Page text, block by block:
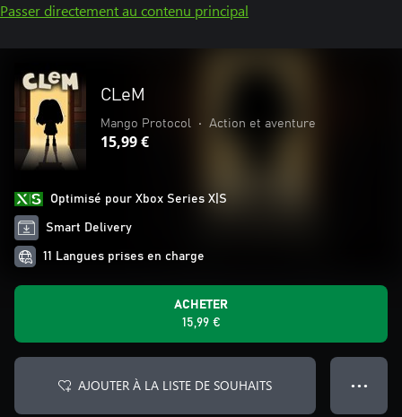
Passer directement au contenu principal
CLeM
Mango Protocol • Action et aventure
15,99 €
Optimisé pour Xbox Series X|S
Smart Delivery
11 Langues prises en charge
ACHETER
15,99 €
AJOUTER À LA LISTE DE SOUHAITS ● ● ●